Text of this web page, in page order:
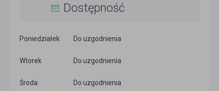
Dostępność
Poniedziałek Do uzgodnienia
Wtorek Do uzgodnienia
Środa Do uzgodnienia